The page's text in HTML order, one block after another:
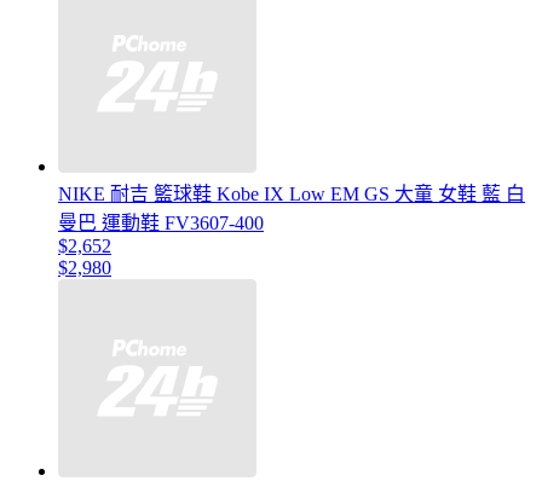
NIKE 耐吉 籃球鞋 Kobe IX Low EM GS 大童 女鞋 藍 白
曼巴 運動鞋 FV3607-400
$2,652
$2,980